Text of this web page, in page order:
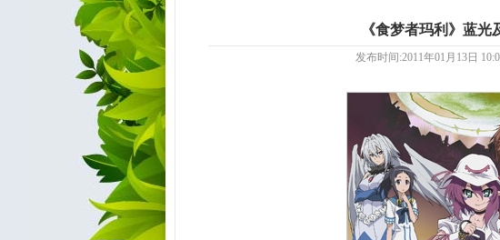
《食梦者玛利》蓝光
发布时间:2011年01月13日